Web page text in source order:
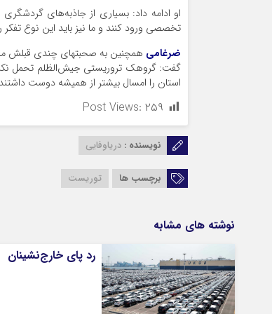
او ادامه داد: بسیاری از جاذبه‌های
تخصصی ورود کنند و ما نیز باید این نوع
ضرغامی همچنین به صحبتهای چندی قبلش
گفت: گروهک تروریستی جیش‌الظلم تحمل
استان را امسال بیشتر از همیشه دوست
Post Views: ۲۵۹
نویسنده : دریاوفایی
برچسب ها توریست
نوشته های مشابه
رد پای خارج‌نشینان